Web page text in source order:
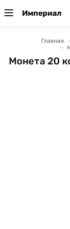
Империал
Главная
Монета 20